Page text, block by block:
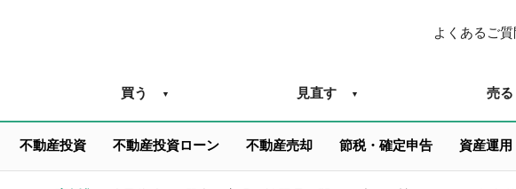
よくあるご
買う 見直す 売る
不動産投資 不動産投資ローン 不動産売却 節税・確定申告 資産運用